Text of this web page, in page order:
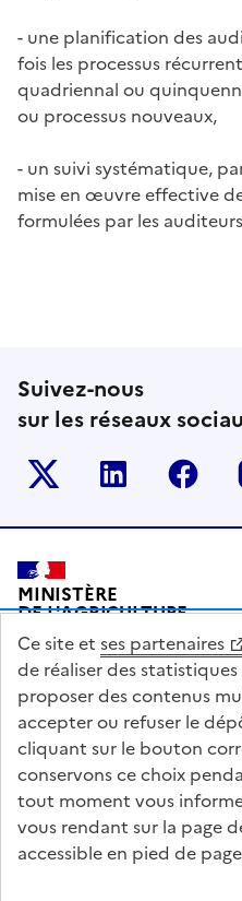
- une planification des
fois les processus
quadriennal ou
ou processus nouveaux,
- un suivi systématique,
mise en œuvre effective
formulées par les
Suivez-nous
sur les réseaux
Le ministère sur
Le
Pied de page
MINISTÈRE
DE L'AGRICULTURE
DE L'AGRO-
ET DE LA
ALIMENTAIRE
legifrance.gouv.fr
service-public.gouv.fr
Ce site et ses partenaires
de réaliser des
proposer des contenus
accepter ou refuser le
cliquant sur le bouton
conservons ce choix
tout moment vous
vous rendant sur la page
accessible en pied de